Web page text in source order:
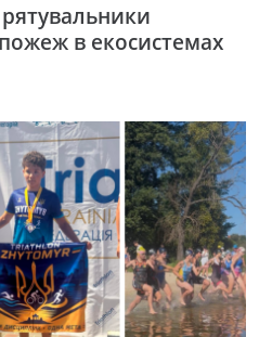
пожеж в екосистемах